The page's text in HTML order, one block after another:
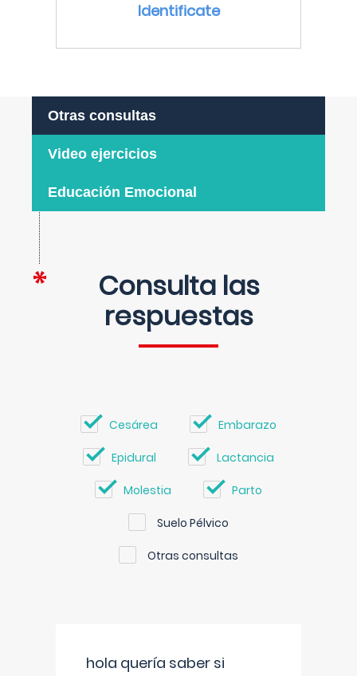
Identificate
Otras consultas
Video ejercicios
Educación Emocional
Consulta las
respuestas
Cesárea Embarazo
Epidural Lactancia
Molestia Parto
Suelo Pélvico
Otras consultas
hola quería saber si